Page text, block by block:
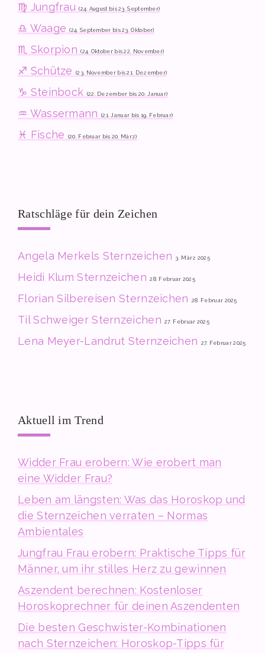
♍ Jungfrau(24. August bis 23. September)
♎ Waage(24. September bis 23. Oktober)
♏ Skorpion(24. Oktober bis 22. November)
♐ Schütze (23. November bis 21. Dezember)
♑ Steinbock (22. Dezember bis 20. Januar)
♒ Wassermann (21. Januar bis 19. Februar)
♓ Fische (20. Februar bis 20. März)
Ratschläge für dein Zeichen
Angela Merkels Sternzeichen 3. März 2025
Heidi Klum Sternzeichen 28. Februar 2025
Florian Silbereisen Sternzeichen 28. Februar 2025
Til Schweiger Sternzeichen 27. Februar 2025
Lena Meyer-Landrut Sternzeichen 27. Februar 2025
Aktuell im Trend
Widder Frau erobern: Wie erobert man
eine Widder Frau?
Leben am längsten: Was das Horoskop und
die Sternzeichen verraten – Normas
Ambientales
Jungfrau Frau erobern: Praktische Tipps für
Männer, um ihr stilles Herz zu gewinnen
Aszendent berechnen: Kostenloser
Horoskoprechner für deinen Aszendenten
Die besten Geschwister-Kombinationen
nach Sternzeichen: Horoskop-Tipps für